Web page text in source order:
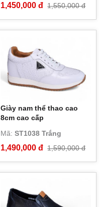
1,450,000 đ 1,550,000 đ
Giày nam thể thao cao
8cm cao cấp
Mã:ST1038 Trắng
1,490,000 đ 1,590,000 đ